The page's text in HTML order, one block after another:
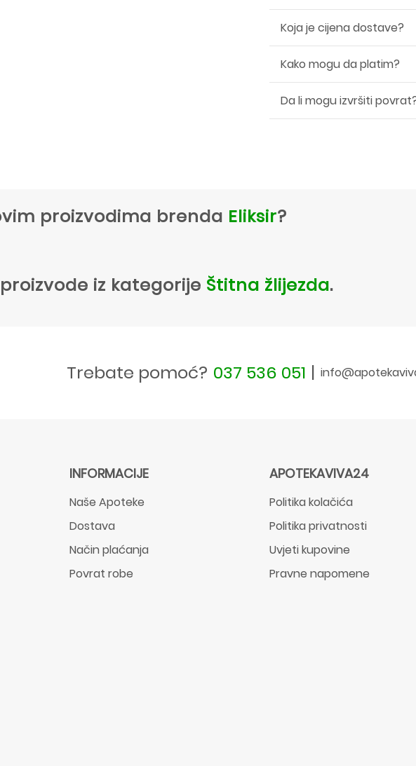
Koja je cijena dostave?
Kako mogu da platim?
Da li mogu izvršiti
proizvodima brenda Eliksir?
iz kategorije Štitna žlijezda.
Trebate pomoć? 037 536 051 |
INFORMACIJE
Naše Apoteke
Dostava
Način plaćanja
Povrat robe
APOTEKAVIVA24
Politika kolačića
Politika privatnosti
Uvjeti kupovine
Pravne napomene